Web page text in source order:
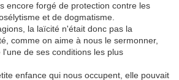
encore forgé de protection contre les
et de dogmatisme.
la laïcité n'était donc pas la
comme on aime à nous le sermonner,
de ses conditions les plus
enfance qui nous occupent, elle pouvait